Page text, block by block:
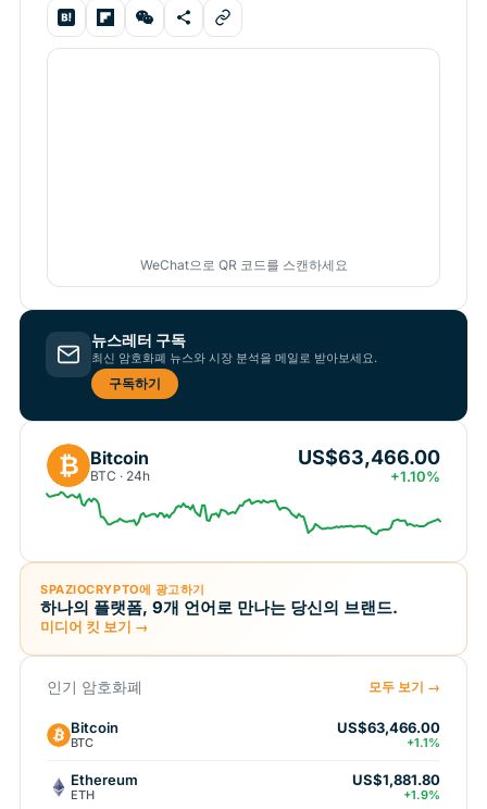
WeChat으로 QR 코드를 스캔하세요
뉴스레터 구독
최신 암호화폐 뉴스와 시장 분석을 메일로 받아보세요.
구독하기
₿ Bitcoin
BTC · 24h
US$63,466.00
+1.10%
SPAZIOCRYPTO에 광고하기
하나의 플랫폼, 9개 언어로 만나는 당신의 브랜드.
미디어 킷 보기 →
인기 암호화폐 모두 보기 →
Bitcoin
BTC
US$63,466.00
+1.1%
Ethereum
ETH
US$1,881.80
+1.9%